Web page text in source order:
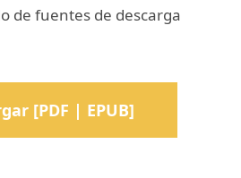
de fuentes de descarga
[PDF | EPUB]